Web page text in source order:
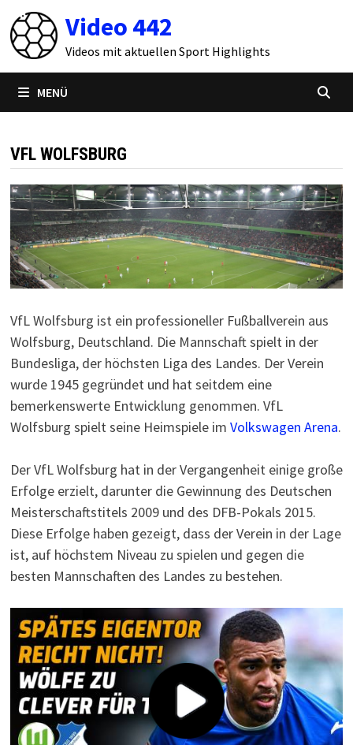
Zum
Inhalt
springen
Video 442
Videos mit aktuellen Sport Highlights
MENÜ
VFL WOLFSBURG
VfL Wolfsburg ist ein professioneller Fußballverein aus
Wolfsburg, Deutschland. Die Mannschaft spielt in der
Bundesliga, der höchsten Liga des Landes. Der Verein
wurde 1945 gegründet und hat seitdem eine
bemerkenswerte Entwicklung genommen. VfL
Wolfsburg spielt seine Heimspiele im Volkswagen Arena.
Der VfL Wolfsburg hat in der Vergangenheit einige große
Erfolge erzielt, darunter die Gewinnung des Deutschen
Meisterschaftstitels 2009 und des DFB-Pokals 2015.
Diese Erfolge haben gezeigt, dass der Verein in der Lage
ist, auf höchstem Niveau zu spielen und gegen die
besten Mannschaften des Landes zu bestehen.